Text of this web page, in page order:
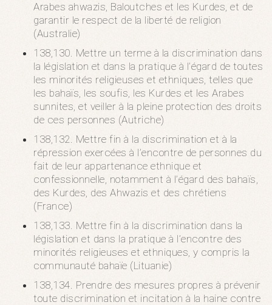
Arabes ahwazis, Baloutches et les Kurdes, et de
garantir le respect de la liberté de religion
(Australie)
138,130. Mettre un terme à la discrimination dans
la législation et dans la pratique à l’égard de toutes
les minorités religieuses et ethniques, telles que
les bahaïs, les soufis, les Kurdes et les Arabes
sunnites, et veiller à la pleine protection des droits
de ces personnes (Autriche)
138,132. Mettre fin à la discrimination et à la
répression exercées à l’encontre de personnes du
fait de leur appartenance ethnique et
confessionnelle, notamment à l’égard des bahaïs,
des Kurdes, des Ahwazis et des chrétiens
(France)
138,133. Mettre fin à la discrimination dans la
législation et dans la pratique à l’encontre des
minorités religieuses et ethniques, y compris la
communauté bahaïe (Lituanie)
138,134. Prendre des mesures propres à prévenir
toute discrimination et incitation à la haine contre